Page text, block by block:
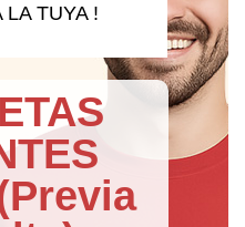
LA TUYA !